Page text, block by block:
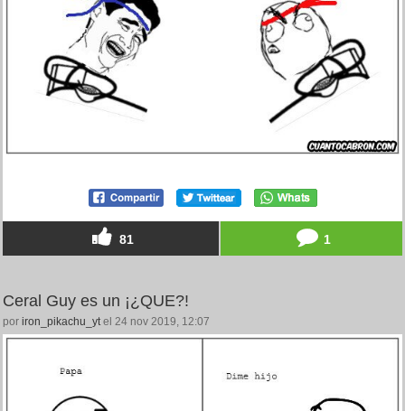
81 1
Ceral Guy es un ¡¿QUE?!
por iron_pikachu_yt el 24 nov 2019, 12:07